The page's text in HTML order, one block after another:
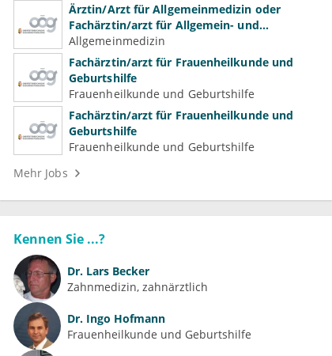
Ärztin/Arzt für Allgemeinmedizin oder
Fachärztin/arzt für Allgemein- und
Familienmedizin für Psychiatrie und
Psychotherapeutische Medizin
Allgemeinmedizin
Fachärztin/arzt für Frauenheilkunde und
Geburtshilfe
Frauenheilkunde und Geburtshilfe
Fachärztin/arzt für Frauenheilkunde und
Geburtshilfe
Frauenheilkunde und Geburtshilfe
Mehr Jobs
Kennen Sie ...?
Dr. Lars Becker
Zahnmedizin, zahnärztlich
Dr. Ingo Hofmann
Frauenheilkunde und Geburtshilfe